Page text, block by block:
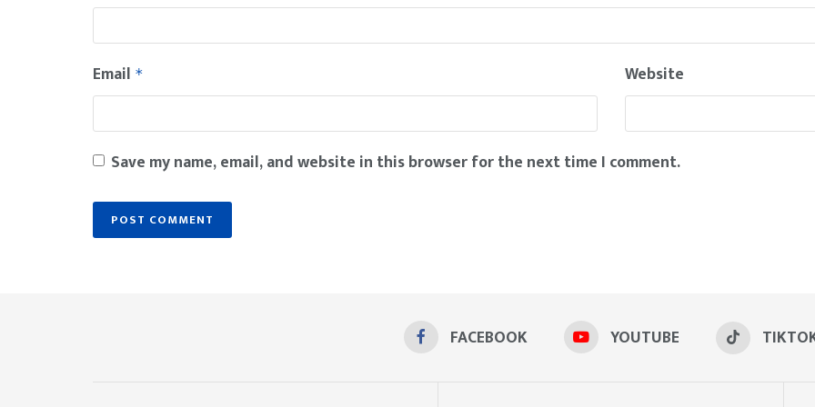
Email * Website
Save my name, email, and website in this browser for the next time I comment.
FACEBOOK YOUTUBE